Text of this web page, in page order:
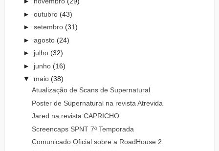
► outubro (43)
► setembro (31)
► agosto (24)
► julho (32)
► junho (16)
▼ maio (38)
Atualização de Scans de Supernatural
Poster de Supernatural na revista Atrevida
Jared na revista CAPRICHO
Screencaps SPNT 7ª Temporada
Comunicado Oficial sobre a RoadHouse 2: